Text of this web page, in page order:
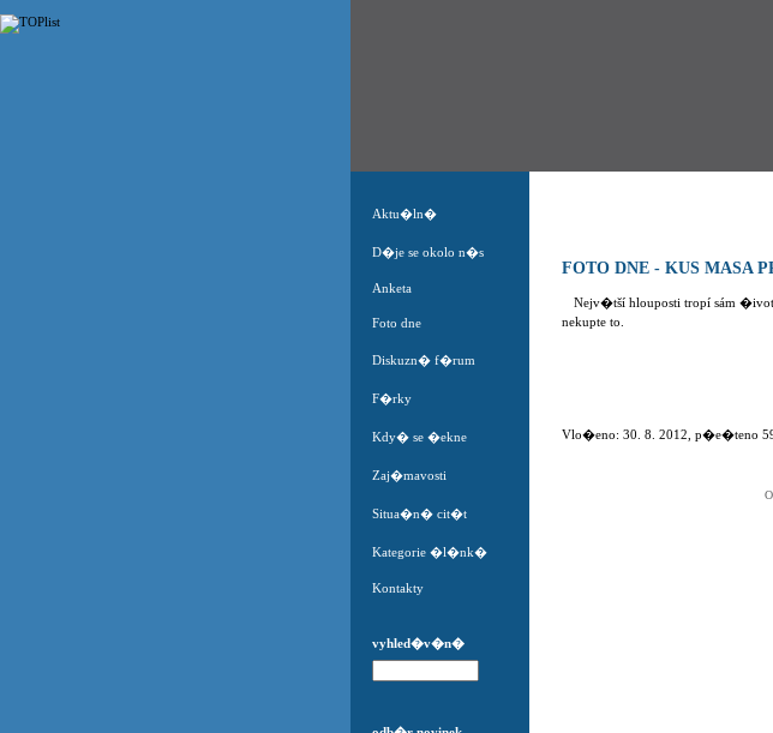
FOTO DNE - KUS MASA
Nejv�tší hlouposti tropí sám
nekupte to.
Vlo�eno: 30. 8. 2012, p�e�teno
Aktu�ln�
D�je se okolo n�s
Anketa
Foto dne
Diskuzn� f�rum
F�rky
Kdy� se �ekne
Zaj�mavosti
Situa�n� cit�t
Kategorie �l�nk�
Kontakty
vyhled�v�n�